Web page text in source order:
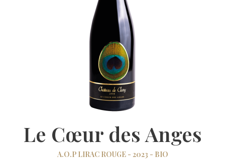
Le Cœur des Anges
A.O.P LIRAC ROUGE - 2023 - BIO